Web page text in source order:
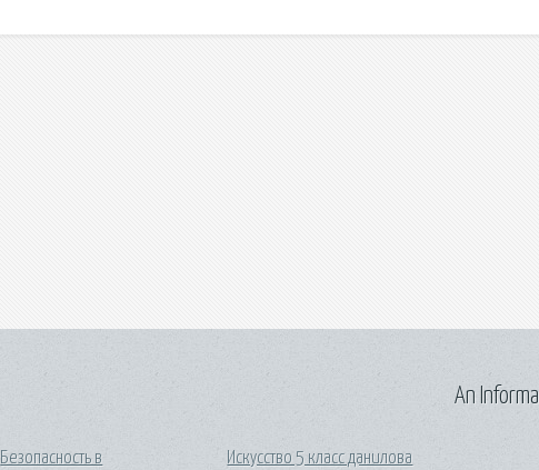
Безопасность в
Искусство 5 класс данилова
An